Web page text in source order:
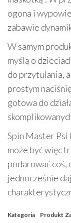
ogona i
zabawie
W samym
myślą o
do przytulania,
prostym
gotowa do
Spin Master Psi
może być więc
podarować coś,
jednocześnie
Kategoria Produkt